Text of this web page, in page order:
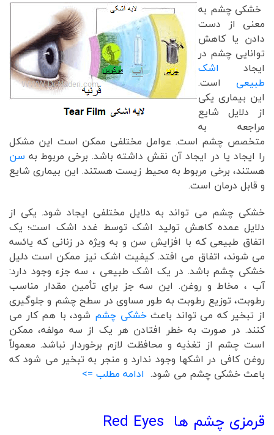
خشکی چشم به
معنی از دست
دادن یا کاهش
توانایی چشم در
ایجاد اشک
طبیعی است.
این بیماری یکی
از دلایل شایع
مراجعه به
متخصص چشم است. عوامل مختلفی ممکن است این مشکل
را ایجاد یا در ایجاد آن نقش داشته باشد. برخی مربوط به سن
هستند، برخی مربوط به محیط زیست هستند. این بیماری شایع
و قابل درمان است.
خشکی چشم می تواند به دلایل مختلفی ایجاد شود. یکی از
دلایل عمده کاهش تولید اشک توسط غدد اشک است؛ یک
اتفاق طبیعی که با افزایش سن و به ویژه در زنانی که یائسه
می شوند، اتفاق می افتد. کیفیت اشک نیز ممکن است دلیل
خشکی چشم باشد. در یک اشک طبیعی ، سه جزء وجود دارد:
آب ، مخاط و روغن. این سه جز برای تأمین مقدار مناسب
رطوبت، توزیع رطوبت به طور مساوی در سطح چشم و جلوگیری
از تبخیر که می تواند باعثخشکی چشم شود، با هم کار می
کنند. در صورت به خطر افتادن هر یک از سه مولفه، ممکن
است چشم از تغذیه و محافظت لازم برخوردار نباشد. معمولاً
روغن کافی در اشکها وجود ندارد و منجر به تبخیر می شود که
باعث خشکی چشم می شود. ادامه مطلب =>
قرمزی چشم ها Red Eyes